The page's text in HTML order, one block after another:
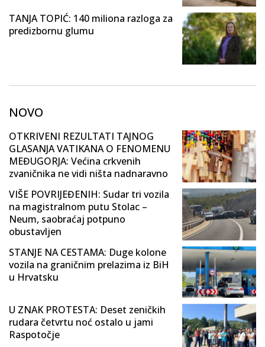
TANJA TOPIĆ: 140 miliona razloga za
predizbornu glumu
NOVO
OTKRIVENI REZULTATI TAJNOG
GLASANJA VATIKANA O FENOMENU
MEĐUGORJA: Većina crkvenih
zvaničnika ne vidi ništa nadnaravno
VIŠE POVRIJEĐENIH: Sudar tri vozila
na magistralnom putu Stolac –
Neum, saobraćaj potpuno
obustavljen
STANJE NA CESTAMA: Duge kolone
vozila na graničnim prelazima iz BiH
u Hrvatsku
U ZNAK PROTESTA: Deset zeničkih
rudara četvrtu noć ostalo u jami
Raspotočje